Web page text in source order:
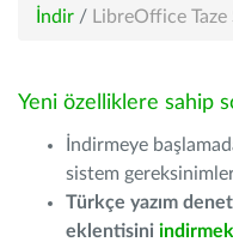
İndir / LibreOffice Taze
Yeni özelliklere sahip
İndirmeye
sistem
Türkçe yazım
eklentisini